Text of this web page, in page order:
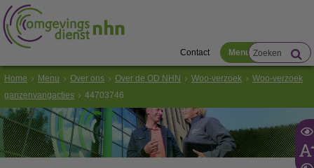
Contact Menu
Home Menu Over ons Over de OD NHN Woo-verzoek
Woo-verzoek
ganzenvangacties
44703746